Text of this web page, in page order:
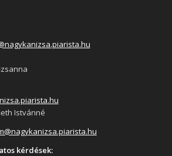
Istvánné
kérdések: